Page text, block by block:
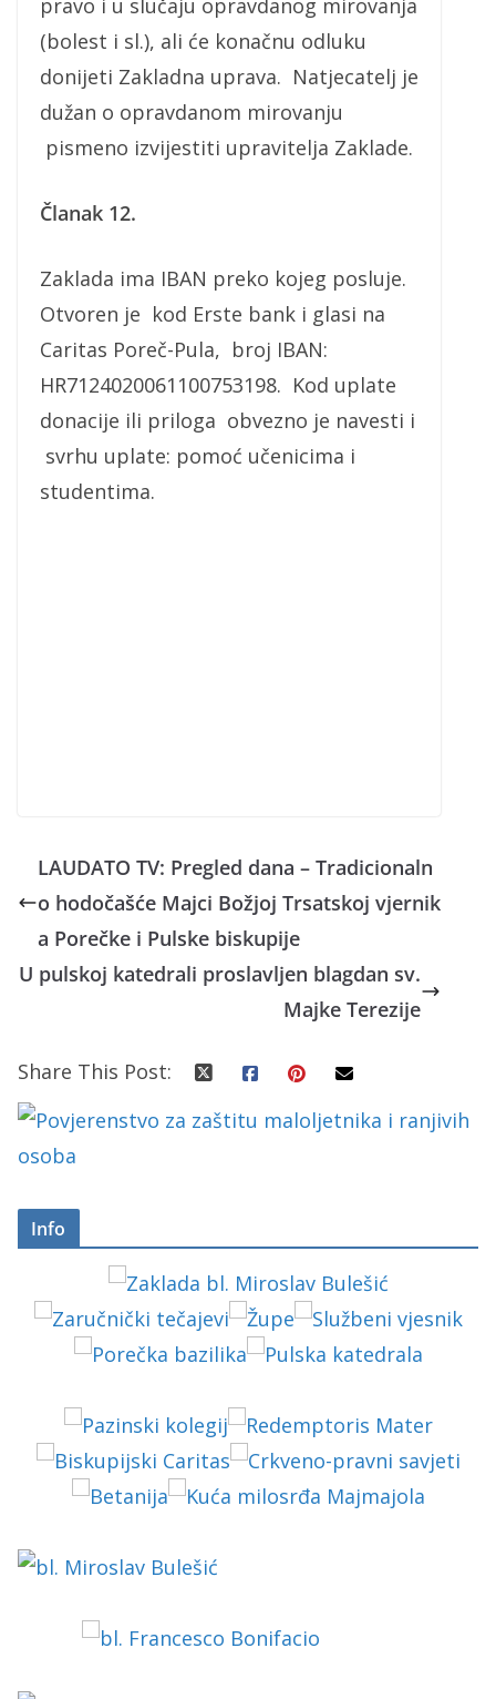
pravo i u slučaju opravdanog mirovanja
(bolest i sl.), ali će konačnu odluku
donijeti Zakladna uprava. Natjecatelj je
dužan o opravdanom mirovanju
pismeno izvijestiti upravitelja Zaklade.
Članak 12.
Zaklada ima IBAN preko kojeg posluje.
Otvoren je kod Erste bank i glasi na
Caritas Poreč-Pula, broj IBAN:
HR7124020061100753198. Kod uplate
donacije ili priloga obvezno je navesti i
svrhu uplate: pomoć učenicima i
studentima.
LAUDATO TV: Pregled dana – Tradicionaln
o hodočašće Majci Božjoj Trsatskoj vjernik
a Porečke i Pulske biskupije
U pulskoj katedrali proslavljen blagdan sv.
Majke Terezije
Share This Post:
Info